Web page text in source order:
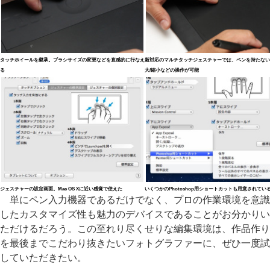
タッチホイールを継承。ブラシサイズの変更などを直感的に行なえ
る
新対応のマルチタッチジェスチャーでは、ペンを持たな
大/縮小などの操作が可能
ジェスチャーの設定画面。Mac OS Xに近い感覚で使えた いくつかのPhotoshop用ショートカットも用意されてい
単にペン入力機器であるだけでなく、プロの作業環境を意識
したカスタマイズ性も魅力のデバイスであることがお分かりい
ただけるだろう。この至れり尽くせりな編集環境は、作品作り
を最後までこだわり抜きたいフォトグラファーに、ぜひ一度試
していただきたい。